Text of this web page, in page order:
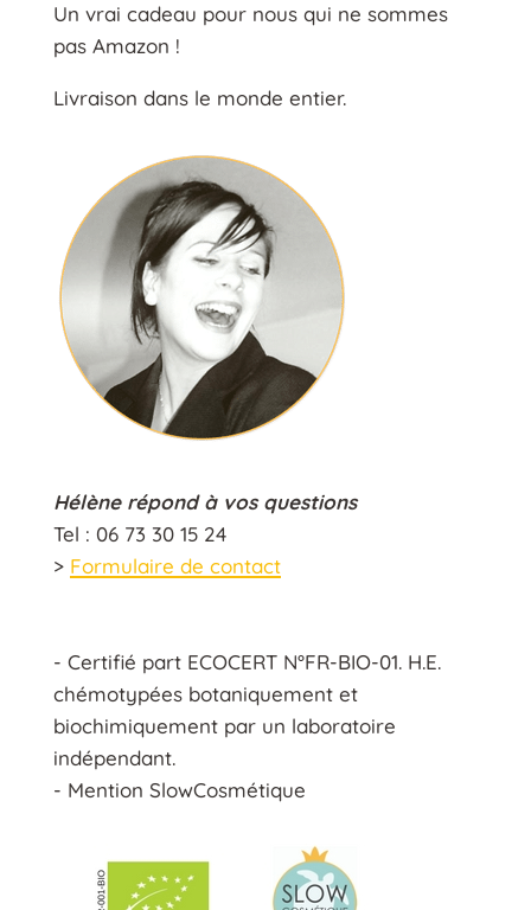
Un vrai cadeau pour nous qui ne sommes
pas Amazon !
Livraison dans le monde entier.
Hélène répond à vos questions
Tel : 06 73 30 15 24
> Formulaire de contact
- Certifié part ECOCERT N°FR-BIO-01. H.E.
chémotypées botaniquement et
biochimiquement par un laboratoire
indépendant.
- Mention SlowCosmétique